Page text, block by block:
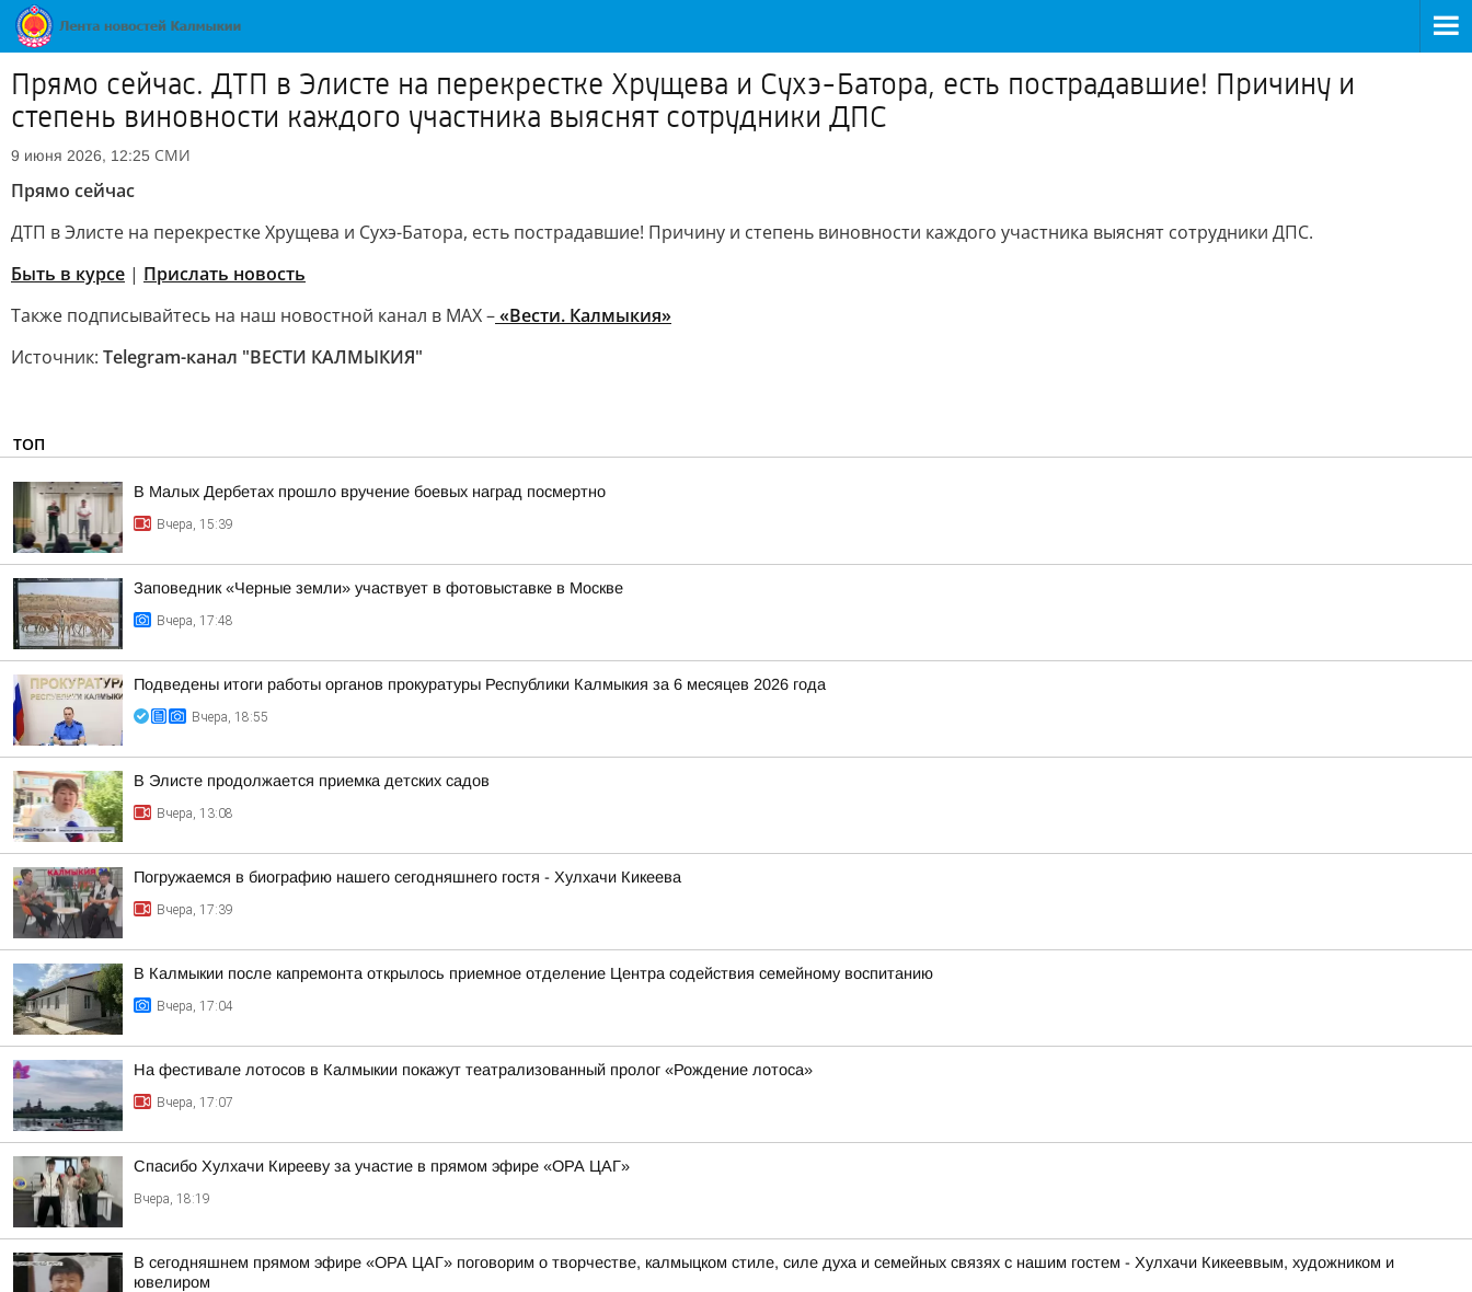
Прямо сейчас. ДТП в Элисте на перекрестке Хрущева и Сухэ-Батора, есть пострадавшие! Причину и
степень виновности каждого участника выяснят сотрудники ДПС
9 июня 2026, 12:25 СМИ
Прямо сейчас
ДТП в Элисте на перекрестке Хрущева и Сухэ-Батора, есть пострадавшие! Причину и степень виновности каждого участника выяснят сотрудники ДПС.
Быть в курсе | Прислать новость
Также подписывайтесь на наш новостной канал в MAX –«Вести. Калмыкия»
Источник: Telegram-канал "ВЕСТИ КАЛМЫКИЯ"
ТОП
В Малых Дербетах прошло вручение боевых наград посмертно
Вчера, 15:39
Заповедник «Черные земли» участвует в фотовыставке в Москве
Вчера, 17:48
Подведены итоги работы органов прокуратуры Республики Калмыкия за 6 месяцев 2026 года
Вчера, 18:55
В Элисте продолжается приемка детских садов
Вчера, 13:08
Погружаемся в биографию нашего сегодняшнего гостя - Хулхачи Кикеева
Вчера, 17:39
В Калмыкии после капремонта открылось приемное отделение Центра содействия семейному воспитанию
Вчера, 17:04
На фестивале лотосов в Калмыкии покажут театрализованный пролог «Рождение лотоса»
Вчера, 17:07
Спасибо Хулхачи Кирееву за участие в прямом эфире «ОРА ЦАГ»
Вчера, 18:19
В сегодняшнем прямом эфире «ОРА ЦАГ» поговорим о творчестве, калмыцком стиле, силе духа и семейных связях с нашим гостем - Хулхачи Кикееввым, художником и
ювелиром